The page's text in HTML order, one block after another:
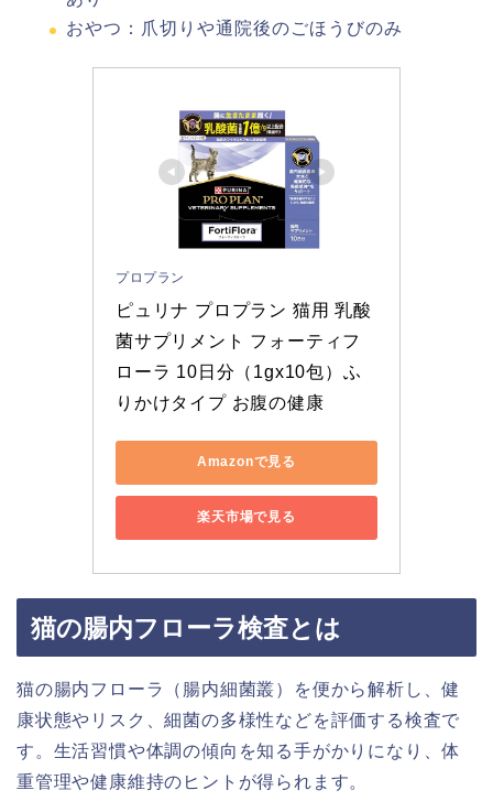
おやつ：爪切りや通院後のごほうびのみ
プロプラン
ピュリナ プロプラン 猫用 乳酸
菌サプリメント フォーティフ
ローラ 10日分（1gx10包）ふ
りかけタイプ お腹の健康
Amazonで見る
楽天市場で見る
猫の腸内フローラ検査とは
猫の腸内フローラ（腸内細菌叢）を便から解析し、健
康状態やリスク、細菌の多様性などを評価する検査で
す。生活習慣や体調の傾向を知る手がかりになり、体
重管理や健康維持のヒントが得られます。